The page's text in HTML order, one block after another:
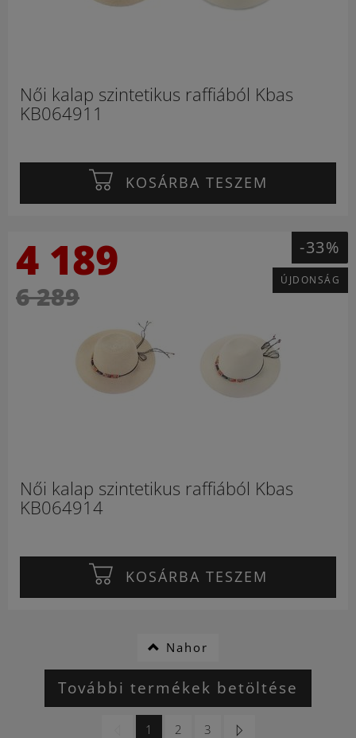
Női kalap szintetikus raffiából Kbas
KB064911
KOSÁRBA TESZEM
4 189
6 289
-33%
ÚJDONSÁG
Női kalap szintetikus raffiából Kbas
KB064914
KOSÁRBA TESZEM
Nahor
További termékek betöltése
1 2 3